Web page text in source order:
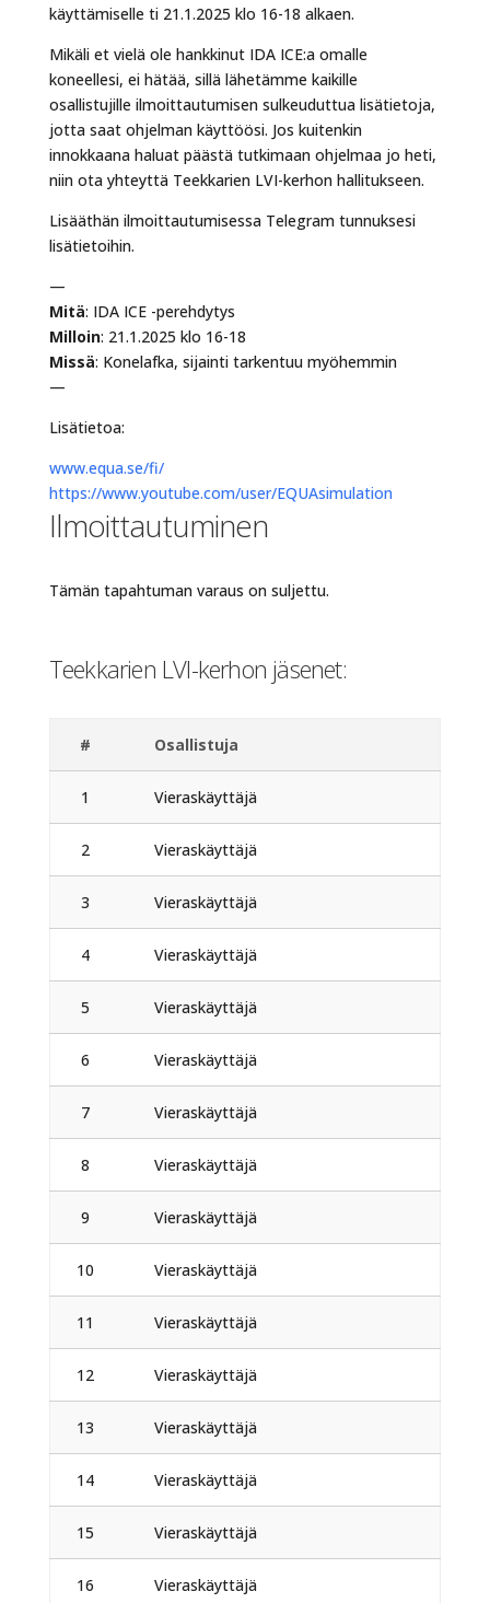
käyttämiselle ti 21.1.2025 klo 16-18 alkaen.
Mikäli et vielä ole hankkinut IDA ICE:a omalle
koneellesi, ei hätää, sillä lähetämme kaikille
osallistujille ilmoittautumisen sulkeuduttua lisätietoja,
jotta saat ohjelman käyttöösi. Jos kuitenkin
innokkaana haluat päästä tutkimaan ohjelmaa jo heti,
niin ota yhteyttä Teekkarien LVI-kerhon hallitukseen.
Lisääthän ilmoittautumisessa Telegram tunnuksesi
lisätietoihin.
—
Mitä: IDA ICE -perehdytys
Milloin: 21.1.2025 klo 16-18
Missä: Konelafka, sijainti tarkentuu myöhemmin
—
Lisätietoa:
www.equa.se/fi/
https://www.youtube.com/user/EQUAsimulation
Ilmoittautuminen
Tämän tapahtuman varaus on suljettu.
Teekkarien LVI-kerhon jäsenet:
# Osallistuja
1 Vieraskäyttäjä
2 Vieraskäyttäjä
3 Vieraskäyttäjä
4 Vieraskäyttäjä
5 Vieraskäyttäjä
6 Vieraskäyttäjä
7 Vieraskäyttäjä
8 Vieraskäyttäjä
9 Vieraskäyttäjä
10 Vieraskäyttäjä
11 Vieraskäyttäjä
12 Vieraskäyttäjä
13 Vieraskäyttäjä
14 Vieraskäyttäjä
15 Vieraskäyttäjä
16 Vieraskäyttäjä